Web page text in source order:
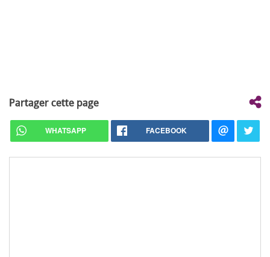
Partager cette page
WHATSAPP FACEBOOK